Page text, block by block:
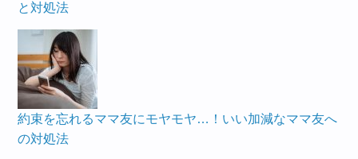
と対処法
約束を忘れるママ友にモヤモヤ…！いい加減なママ友へ
の対処法